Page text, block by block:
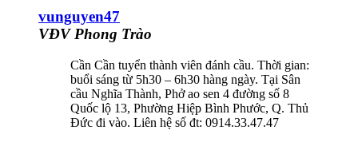
vunguyen47
VĐV Phong Trào
Cần Cần tuyển thành viên đánh cầu. Thời gian:
buổi sáng từ 5h30 – 6h30 hàng ngày. Tại Sân
cầu Nghĩa Thành, Phở ao sen 4 đường số 8
Quốc lộ 13, Phường Hiệp Bình Phước, Q. Thủ
Đức đi vào. Liên hệ số đt: 0914.33.47.47